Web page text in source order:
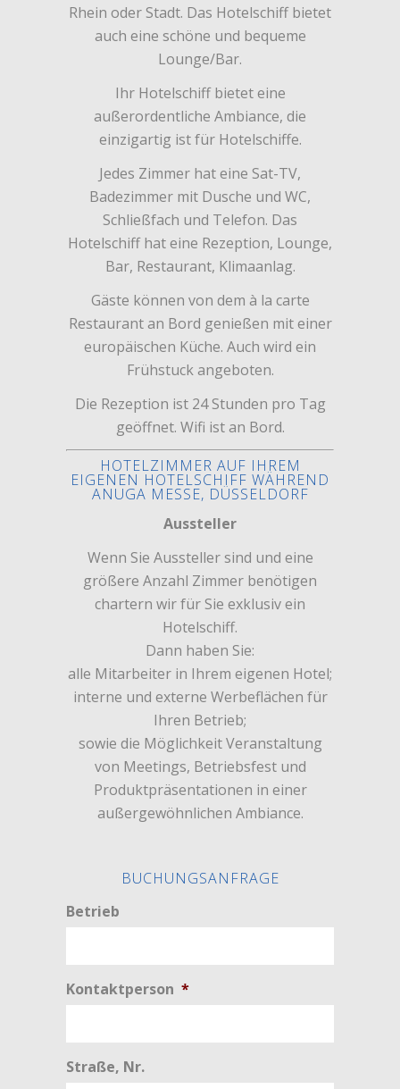
Rhein oder Stadt. Das Hotelschiff bietet
auch eine schöne und bequeme
Lounge/Bar.
Ihr Hotelschiff bietet eine
außerordentliche Ambiance, die
einzigartig ist für Hotelschiffe.
Jedes Zimmer hat eine Sat-TV,
Badezimmer mit Dusche und WC,
Schließfach und Telefon. Das
Hotelschiff hat eine Rezeption, Lounge,
Bar, Restaurant, Klimaanlag.
Gäste können von dem à la carte
Restaurant an Bord genießen mit einer
europäischen Küche. Auch wird ein
Frühstuck angeboten.
Die Rezeption ist 24 Stunden pro Tag
geöffnet. Wifi ist an Bord.
HOTELZIMMER AUF IHREM
EIGENEN HOTELSCHIFF WÄHREND
ANUGA MESSE, DÜSSELDORF
Aussteller
Wenn Sie Aussteller sind und eine
größere Anzahl Zimmer benötigen
chartern wir für Sie exklusiv ein
Hotelschiff.
Dann haben Sie:
alle Mitarbeiter in Ihrem eigenen Hotel;
interne und externe Werbeflächen für
Ihren Betrieb;
sowie die Möglichkeit Veranstaltung
von Meetings, Betriebsfest und
Produktpräsentationen in einer
außergewöhnlichen Ambiance.
BUCHUNGSANFRAGE
Betrieb
Kontaktperson *
Straße, Nr.